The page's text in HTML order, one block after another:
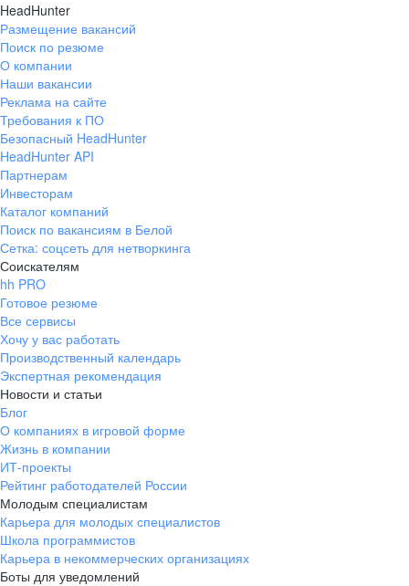
HeadHunter
Размещение вакансий
Поиск по резюме
О компании
Наши вакансии
Реклама на сайте
Требования к ПО
Безопасный HeadHunter
HeadHunter API
Партнерам
Инвесторам
Каталог компаний
Поиск по вакансиям в Белой
Сетка: соцсеть для нетворкинга
Соискателям
hh PRO
Готовое резюме
Все сервисы
Хочу у вас работать
Производственный календарь
Экспертная рекомендация
Новости и статьи
Блог
О компаниях в игровой форме
Жизнь в компании
ИТ-проекты
Рейтинг работодателей России
Молодым специалистам
Карьера для молодых специалистов
Школа программистов
Карьера в некоммерческих организациях
Боты для уведомлений